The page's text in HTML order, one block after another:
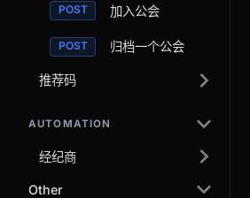
加入公会
归档一个公会
推荐码
AUTOMATION
经纪商
Other